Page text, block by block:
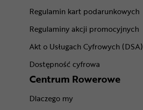
Regulamin kart podarunkowych
Regulaminy akcji promocyjnych
Akt o Usługach Cyfrowych (DSA)
Dostępność cyfrowa
Centrum Rowerowe
Dlaczego my